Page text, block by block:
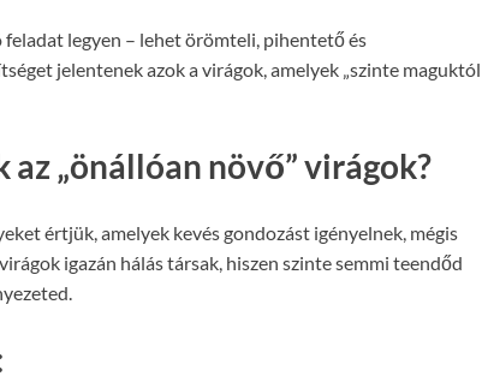
feladat legyen – lehet örömteli, pihentető és
jelentenek azok a virágok, amelyek „szinte maguktól
„önállóan növő” virágok?
értjük, amelyek kevés gondozást igényelnek, mégis
igazán hálás társak, hiszen szinte semmi teendőd